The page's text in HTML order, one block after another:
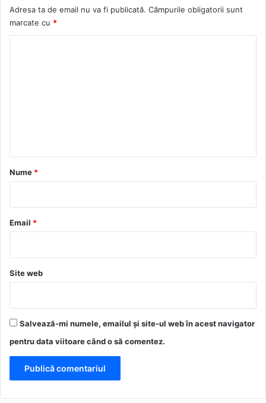
Adresa ta de email nu va fi publicată. Câmpurile obligatorii sunt
marcate cu *
r
*
Nume *
Email *
Site web
Salvează-mi numele, emailul și site-ul web în acest navigator
pentru data viitoare când o să comentez.